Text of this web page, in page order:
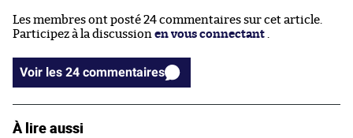
Les membres ont posté 24 commentaires sur cet article.
Participez à la discussion en vous connectant
Voir les 24 commentaires
À lire aussi